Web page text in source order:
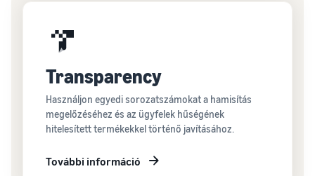
Transparency
Használjon egyedi sorozatszámokat a hamisítás
megelőzéséhez és az ügyfelek hűségének
hitelesített termékekkel történő javításához.
További információ